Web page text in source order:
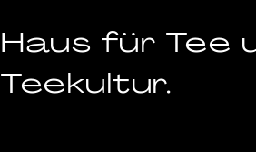
Haus für Tee
Teekultur.